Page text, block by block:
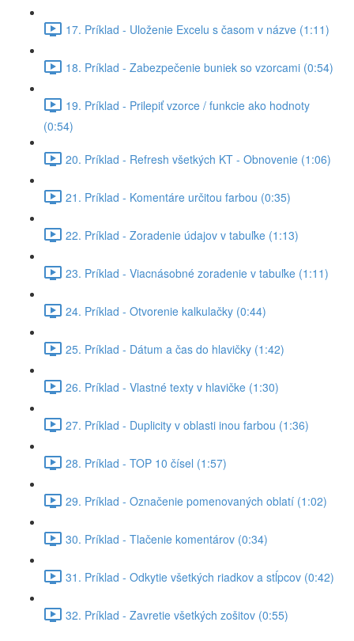
17. Príklad - Uloženie Excelu s časom v názve (1:11)
18. Príklad - Zabezpečenie buniek so vzorcami (0:54)
19. Príklad - Prilepiť vzorce / funkcie ako hodnoty
(0:54)
20. Príklad - Refresh všetkých KT - Obnovenie (1:06)
21. Príklad - Komentáre určitou farbou (0:35)
22. Príklad - Zoradenie údajov v tabuľke (1:13)
23. Príklad - Viacnásobné zoradenie v tabuľke (1:11)
24. Príklad - Otvorenie kalkulačky (0:44)
25. Príklad - Dátum a čas do hlavičky (1:42)
26. Príklad - Vlastné texty v hlavičke (1:30)
27. Príklad - Duplicity v oblasti inou farbou (1:36)
28. Príklad - TOP 10 čísel (1:57)
29. Príklad - Označenie pomenovaných oblatí (1:02)
30. Príklad - Tlačenie komentárov (0:34)
31. Príklad - Odkytie všetkých riadkov a stĺpcov (0:42)
32. Príklad - Zavretie všetkých zošitov (0:55)